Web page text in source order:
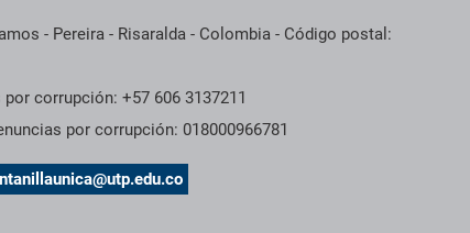
- Pereira - Risaralda - Colombia - Código postal:
corrupción: +57 606 3137211
por corrupción: 018000966781